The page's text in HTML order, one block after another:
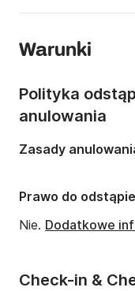
Liczba koi:5
Długość:10.88m
Moc silnika:22KM
Warunki
Check-in &
Polityka
anulowania
Zasady
Prawo do
Nie. Dodatkowe